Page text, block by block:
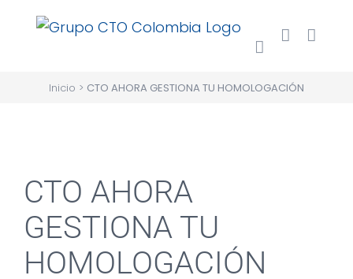
Saltar
Inicio > CTO AHORA GESTIONA TU HOMOLOGACIÓN
imagen
más
grande
CTO AHORA
GESTIONA TU
HOMOLOGACIÓN